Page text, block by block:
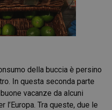
della buccia è persino
In questa seconda parte
vacanze da alcuni
l’Europa. Tra queste, due le